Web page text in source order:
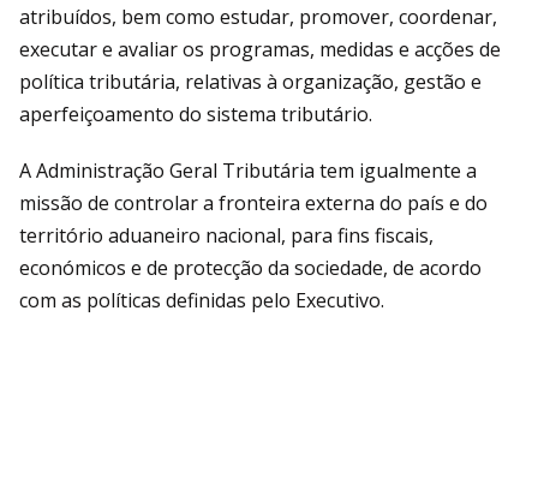
atribuídos, bem como estudar, promover, coordenar,
executar e avaliar os programas, medidas e acções de
política tributária, relativas à organização, gestão e
aperfeiçoamento do sistema tributário.
A Administração Geral Tributária tem igualmente a
missão de controlar a fronteira externa do país e do
território aduaneiro nacional, para fins fiscais,
económicos e de protecção da sociedade, de acordo
com as políticas definidas pelo Executivo.